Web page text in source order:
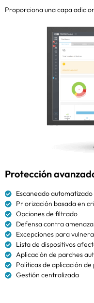
Proporciona una capa
Protección
Escaneado automatizado
Priorización basada en
Opciones de filtrado
Defensa contra
Excepciones para
Lista de dispositivos
Aplicación de parches
Políticas de aplicación
Gestión centralizada